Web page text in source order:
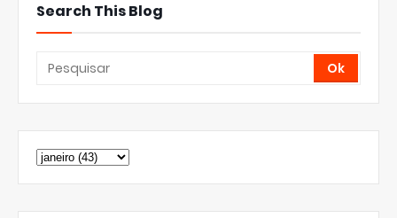
Search This Blog